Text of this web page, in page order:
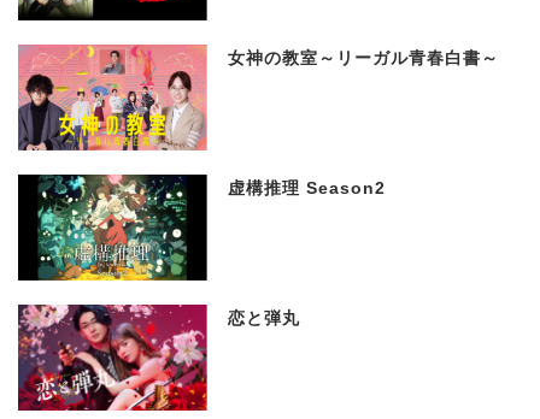
女神の教室～リーガル青春白書～
虚構推理 Season2
恋と弾丸